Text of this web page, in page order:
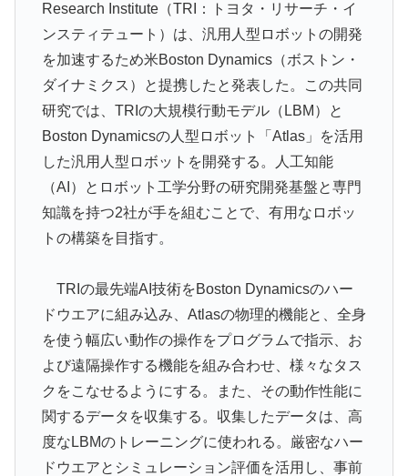
Research Institute（TRI：トヨタ・リサーチ・イ
ンスティテュート）は、汎用人型ロボットの開発
を加速するため米Boston Dynamics（ボストン・
ダイナミクス）と提携したと発表した。この共同
研究では、TRIの大規模行動モデル（LBM）と
Boston Dynamicsの人型ロボット「Atlas」を活用
した汎用人型ロボットを開発する。人工知能
（AI）とロボット工学分野の研究開発基盤と専門
知識を持つ2社が手を組むことで、有用なロボッ
トの構築を目指す。
TRIの最先端AI技術をBoston Dynamicsのハー
ドウエアに組み込み、Atlasの物理的機能と、全身
を使う幅広い動作の操作をプログラムで指示、お
よび遠隔操作する機能を組み合わせ、様々なタス
クをこなせるようにする。また、その動作性能に
関するデータを収集する。収集したデータは、高
度なLBMのトレーニングに使われる。厳密なハー
ドウエアとシミュレーション評価を活用し、事前